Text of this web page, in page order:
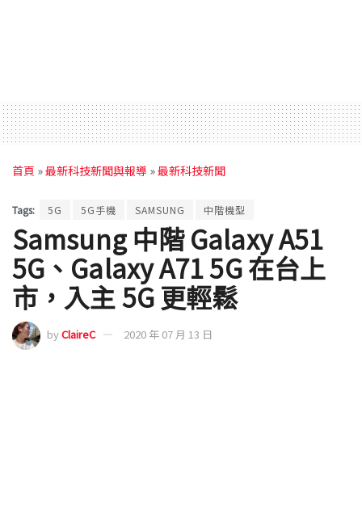
首頁 »最新科技新聞與報導 »最新科技新聞
Tags: 5G 5G手機 SAMSUNG 中階機型
Samsung 中階 Galaxy A51
5G、Galaxy A71 5G 在台上
市，入主 5G 更輕鬆
byClaireC 2020 年 07 月 13 日